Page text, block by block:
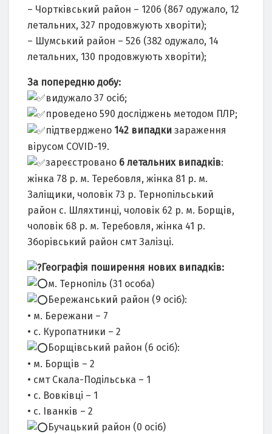
– Чортківський район – 1206 (867 одужало, 12
летальних, 327 продовжують хворіти);
– Шумський район – 526 (382 одужало, 14
летальних, 130 продовжують хворіти);
За попередню добу:
видужало 37 осіб;
проведено 590 досліджень методом ПЛР;
підтверджено 142 випадки зараження
вірусом COVID-19.
зареєстровано 6 летальних випадків:
жінка 78 р. м. Теребовля, жінка 81 р. м.
Заліщики, чоловік 73 р. Тернопільський
район с. Шляхтинці, чоловік 62 р. м. Борщів,
чоловік 68 р. м. Теребовля, жінка 41 р.
Зборівський район смт Залізці.
Географія поширення нових випадків:
м. Тернопіль (31 особа)
Бережанський район (9 осіб):
• м. Бережани – 7
• с. Куропатники – 2
Борщівський район (6 осіб):
• м. Борщів – 2
• смт Скала-Подільська – 1
• с. Вовківці – 1
• с. Іванків – 2
Бучацький район (0 осіб)